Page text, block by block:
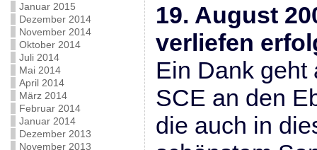
Januar 2015
Dezember 2014
November 2014
Oktober 2014
Juli 2014
Mai 2014
April 2014
März 2014
Februar 2014
Januar 2014
Dezember 2013
November 2013
19. August
verliefen
Ein Dank geht
SCE an den
die auch in